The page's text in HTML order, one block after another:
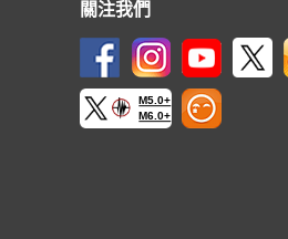
關注我們
M5.0+
M6.0+